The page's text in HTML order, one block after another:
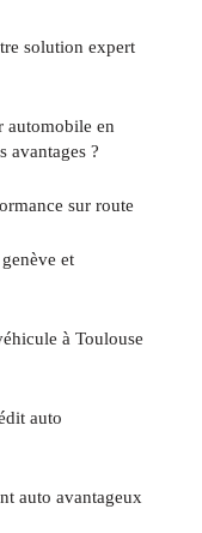
solution expert
automobile en
avantages ?
sur route
et
à Toulouse
auto
auto avantageux